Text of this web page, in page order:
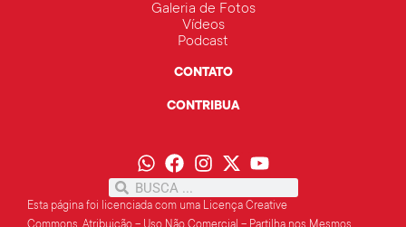
Galeria de Fotos
Vídeos
Podcast
CONTATO
CONTRIBUA
Esta página foi licenciada com uma Licença Creative